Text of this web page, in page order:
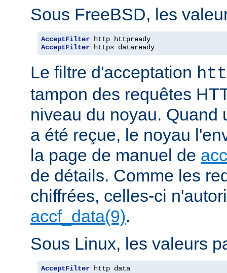
Sous FreeBSD, les
AcceptFilter
AcceptFilter https dataready
Le filtre d'acceptation
tampon des requêtes
niveau du noyau. Quand
a été reçue, le noyau
la page de manuel de
de détails. Comme les
chiffrées, celles-ci
accf_data(9).
Sous Linux, les valeurs
AcceptFilter